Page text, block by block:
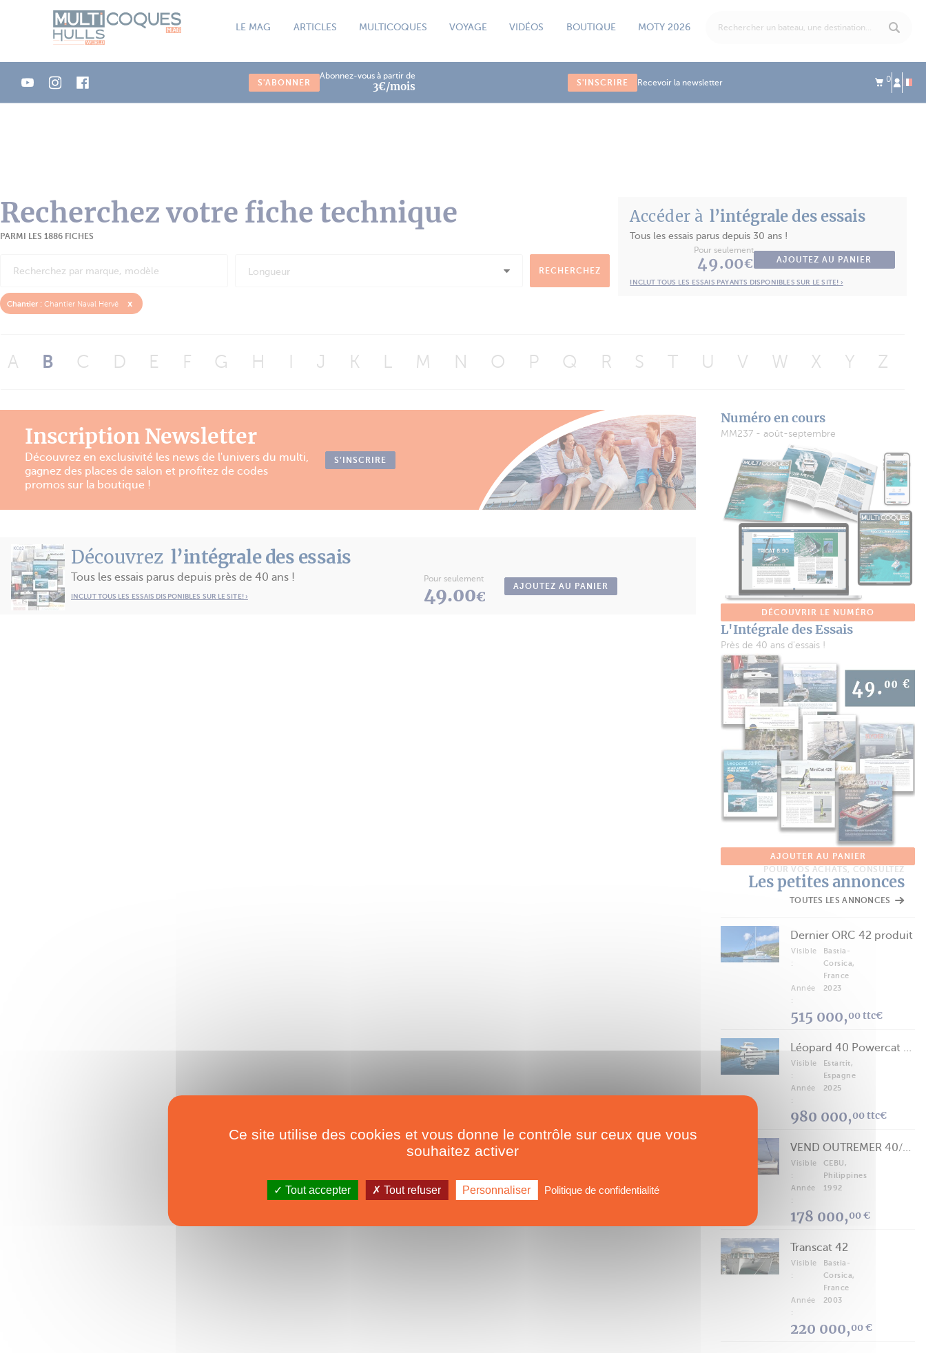
LE MAG ARTICLES MULTICOQUES VOYAGE VIDÉOS BOUTIQUE MOTY 2026
S'ABONNER
Abonnez-vous à partir de
3€/mois S'INSCRIRE Recevoir la newsletter 0
Recherchez votre fiche technique
PARMI LES 1886 FICHES
Longueur RECHERCHEZ
Chantier : Chantier Naval Hervé x
Accéder à l’intégrale des essais
Tous les essais parus depuis 30 ans !
Pour seulement
49.00€ AJOUTEZ AU PANIER
INCLUT TOUS LES ESSAIS PAYANTS DISPONIBLES SUR LE SITE! ›
A B C D E F G H J K L M N O P Q R S T U V W X Y Z
Inscription Newsletter
Découvrez en exclusivité les news de l'univers du multi,
gagnez des places de salon et profitez de codes
promos sur la boutique !
S’INSCRIRE
Découvrez l’intégrale des essais
Tous les essais parus depuis près de 40 ans !
INCLUT TOUS LES ESSAIS DISPONIBLES SUR LE SITE! ›
Pour seulement
49.00€
AJOUTEZ AU PANIER
Numéro en cours
MM237 - août-septembre
DÉCOUVRIR LE NUMÉRO
L'Intégrale des Essais
Près de 40 ans d'essais !
AJOUTER AU PANIER
POUR VOS ACHATS, CONSULTEZ
Les petites annonces
TOUTES LES ANNONCES
Dernier ORC 42 produit
Visible
:
Bastia-
Corsica,
France
Année
:
2023
515 000,00 ttc€
Léopard 40 Powercat 2025
Visible
:
Estartit,
Espagne
Année
:
2025
980 000,00 ttc€
VEND OUTREMER 40/43 (FREE LANCE)
Visible
:
CEBU,
Philippines
Année
:
1992
178 000,00 €
Transcat 42
Visible
:
Bastia-
Corsica,
France
Année
:
2003
220 000,00 €
Panneau de gestion des cookies
Ce site utilise des cookies et vous donne le contrôle sur ceux que vous
souhaitez activer
Tout accepter Tout refuser Personnaliser Politique de confidentialité